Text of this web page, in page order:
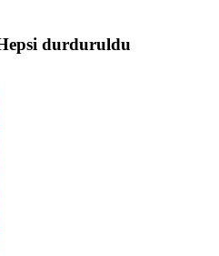
durduruldu